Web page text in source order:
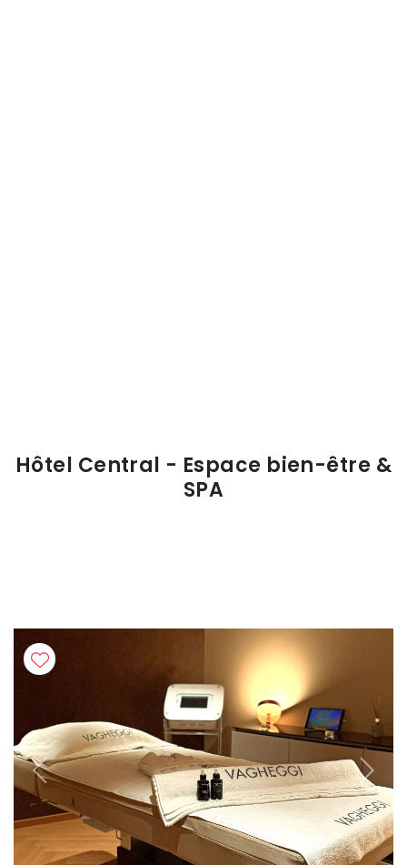
Hôtel Central - Espace bien-être &
SPA
Previous Next